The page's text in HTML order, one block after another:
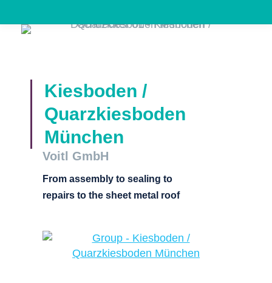
Kiesboden /
Quarzkiesboden
München
Voitl GmbH
From assembly to sealing to
repairs to the sheet metal roof